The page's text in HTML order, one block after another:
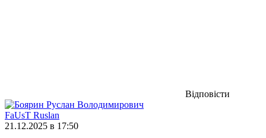
Відповісти
FaUsT Ruslan
21.12.2025 в 17:50